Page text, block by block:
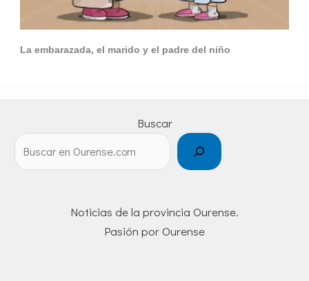
La embarazada, el marido y el padre del niño
Buscar
Noticias de la provincia Ourense.
Pasión por Ourense